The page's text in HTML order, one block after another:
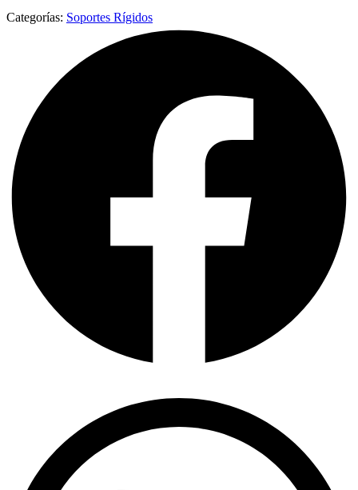
Categorías: Soportes Rígidos